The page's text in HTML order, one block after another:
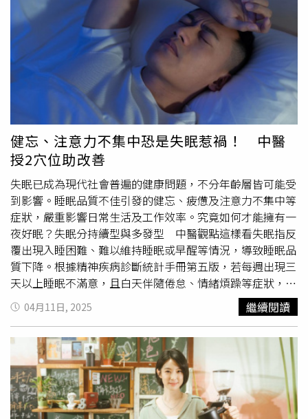
喊話叫醒他們將近二十分鐘。店家描述，最後是其中一人因
為突然有
尿意
而被憋醒，這才終於妥協付帳。整起事件在社
群網路傳開後，有不少網友質疑這是否是店家或拍攝者設計
好的「劇本」。面對這些質疑，餐廳店家強調事件屬實，並
上傳警察在現場處理的畫面作為佐證。店家也提到，若真的
因影片造成不實觀感，當事人也可以自行向警方反映情況。
後續也有媒體詢問大朗鎮派出所，接線人員表示，影片中的
情況因為涉及前一日的值班狀況，具體細節他不清楚，也未
能立即確認此事，不過若有異議，當事人確實有權自行致電
派出所進一步反映或說明。
健忘、注意力不集中恐是失眠惹禍！ 中醫
授2穴位助改善
失眠已成為現代社會普遍的健康問題，不分年齡層皆可能受
到影響。睡眠品質不佳引發的健忘、疲憊及注意力不集中等
症狀，嚴重影響日常生活及工作效率。究竟如何才能擁有一
夜好眠？失眠分持續型與多發型 中醫觀點這樣看失眠指反
覆出現入睡困難、難以維持睡眠或早醒等情況，導致睡眠品
質下降。根據精神疾病診斷統計手冊第五版，若每週出現三
天以上睡眠不滿意，且白天伴隨倦怠、情緒煩躁等症狀，影
響工作學習，持續超過三個月即為「持續型失眠」；一年內
發生兩次以上則為「多次發作型」。長庚醫院中醫針傷科洪
萁延醫師指出，中醫認為睡眠與陰陽及衛氣營血密切相關，
符合「天人相應」的概念。隨著日落，人體陽氣漸衰，陰氣
漸盛，產生睡意；當陰氣消退，陽氣漸旺，則為醒來之時。
這一理論與現代醫學所述的生理時鐘相符。失眠往往源於人
體陰陽失調。失眠成因多 兩方面評估睡眠品質現代人失眠
原因繁多，包括心理因素如過度擔憂、焦慮及壓力過大；精
04月11日, 2025 繼續閱讀